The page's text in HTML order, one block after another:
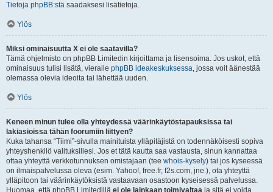
Tietoja phpBB:stä saadaksesi lisätietoja.
Ylös
Miksi ominaisuutta X ei ole saatavilla?
Tämä ohjelmisto on phpBB Limitedin kirjoittama ja lisensoima. Jos uskot, että
ominaisuus tulisi lisätä, vieraile phpBB ideakeskuksessa, jossa voit äänestää
olemassa olevia ideoita tai lähettää uuden.
Ylös
Keneen minun tulee olla yhteydessä väärinkäytöstapauksissa tai
lakiasioissa tähän foorumiin liittyen?
Kuka tahansa “Tiimi”-sivulla mainituista ylläpitäjistä on todennäköisesti sopiva
yhteyshenkilö valituksillesi. Jos et tätä kautta saa vastausta, sinun kannattaa
ottaa yhteyttä verkkotunnuksen omistajaan (tee whois-kysely) tai jos kyseessä
on ilmaispalvelussa oleva (esim. Yahoo!, free.fr, f2s.com, jne.), ota yhteyttä
ylläpitoon tai väärinkäytöksistä vastaavaan osastoon kyseisessä palvelussa.
Huomaa, että phpBB Limitedillä ei ole lainkaan toimivaltaa ja sitä ei voida